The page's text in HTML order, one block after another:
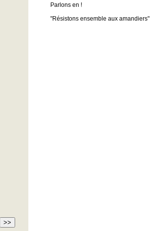
Parlons en !
"Résistons ensemble aux amandiers"